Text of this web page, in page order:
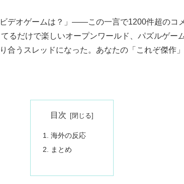
ビデオゲームは？」——この一言で1200件超のコ
るだけで楽しいオープンワールド、パズルゲー
合うスレッドになった。あなたの「これぞ傑作
目次
海外の反応
まとめ